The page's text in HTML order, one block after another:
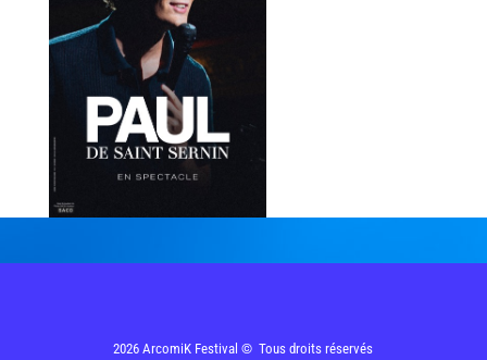
2026 ArcomiK Festival © Tous droits réservés